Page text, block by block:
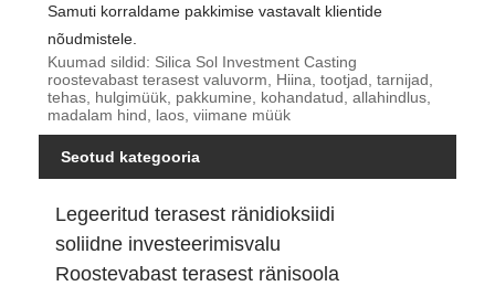
Samuti korraldame pakkimise vastavalt klientide
nõudmistele.
Kuumad sildid: Silica Sol Investment Casting
roostevabast terasest valuvorm, Hiina, tootjad, tarnijad,
tehas, hulgimüük, pakkumine, kohandatud, allahindlus,
madalam hind, laos, viimane müük
Seotud kategooria
Legeeritud terasest ränidioksiidi
soliidne investeerimisvalu
Roostevabast terasest ränisoola